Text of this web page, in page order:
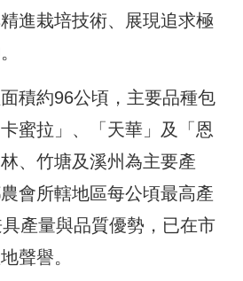
進栽培技術、展現追求極
積約96公頃，主要品種包
蜜拉」、「天華」及「恩
、竹塘及溪州為主要產
會所轄地區每公頃最高產
產量與品質優勢，已在市
聲譽。